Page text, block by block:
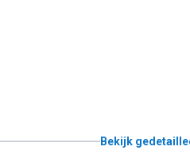
Bekijk